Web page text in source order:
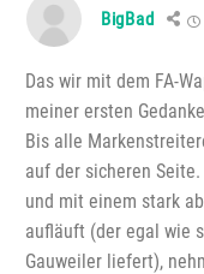
BigBad
Das wir mit dem FA-
meiner ersten
Bis alle
auf der sicheren
und mit einem stark
aufläuft (der egal wie
Gauweiler liefert),